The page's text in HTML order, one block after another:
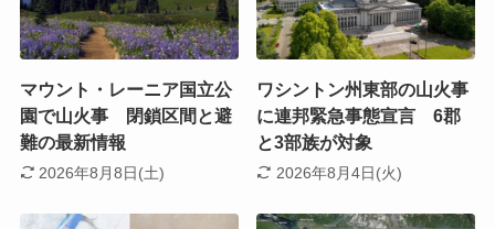
マウント・レーニア国立公
園で山火事 閉鎖区間と避
難の最新情報
2026年8月8日(土)
ワシントン州東部の山火事
に連邦緊急事態宣言 6郡
と3部族が対象
2026年8月4日(火)